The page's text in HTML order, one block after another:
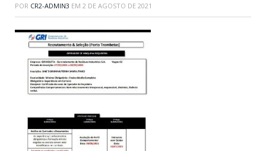
POR CR2-ADMIN3 EM 2 DE AGOSTO DE 2021